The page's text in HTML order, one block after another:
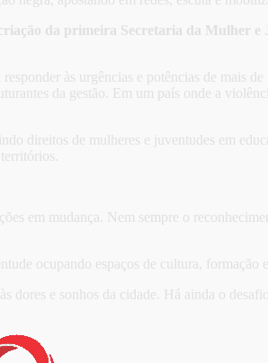
da primeira Secretaria da Mulher e
às urgências e potências de mais
da gestão. Em um país onde a
direitos de mulheres e juventudes em
em mudança. Nem sempre o
ocupando espaços de cultura, formação
dores e sonhos da cidade. Há ainda o